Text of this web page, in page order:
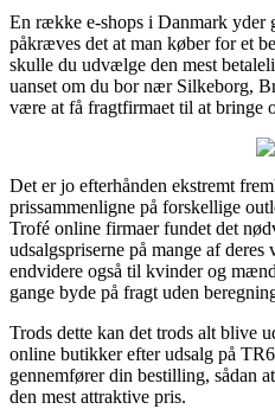
En række e-shops i Danmark yder
påkræves det at man køber for et
skulle du udvælge den mest
uanset om du bor nær Silkeborg,
være at få fragtfirmaet til at bringe
Det er jo efterhånden ekstremt
prissammenligne på forskellige
Trofé online firmaer fundet det
udsalgspriserne på mange af
endvidere også til kvinder og
gange byde på fragt uden
Trods dette kan det trods alt blive
online butikker efter udsalg på
gennemfører din bestilling, sådan
den mest attraktive pris.